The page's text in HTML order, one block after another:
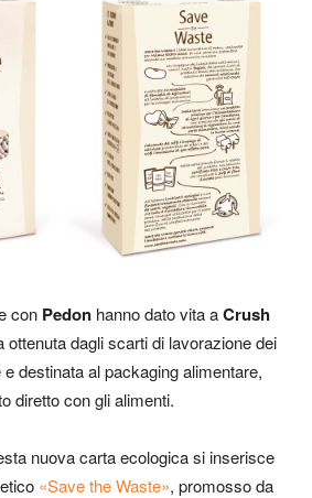
con Pedon hanno dato vita aCrush
ottenuta dagli scarti di lavorazione dei
destinata al packaging alimentare,
diretto con gli alimenti.
nuova carta ecologica si inserisce
«Save the Waste», promosso da